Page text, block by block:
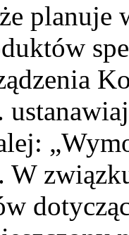
planuje
W